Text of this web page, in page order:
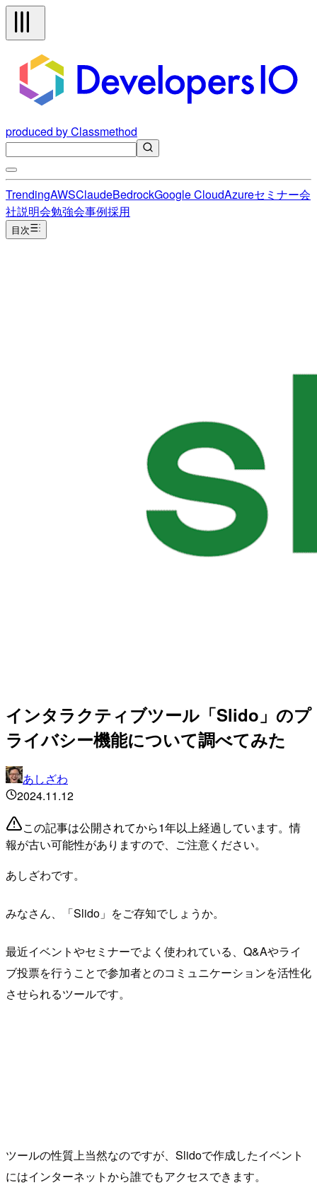
produced by Classmethod
TrendingAWSClaudeBedrockGoogle CloudAzureセミナー会
社説明会勉強会事例採用
目次
インタラクティブツール「Slido」のプ
ライバシー機能について調べてみた
あしざわ
2024.11.12
この記事は公開されてから1年以上経過しています。情
報が古い可能性がありますので、ご注意ください。
あしざわです。
みなさん、「Slido」をご存知でしょうか。
最近イベントやセミナーでよく使われている、Q&Aやライ
ブ投票を行うことで参加者とのコミュニケーションを活性化
させられるツールです。
ツールの性質上当然なのですが、Slidoで作成したイベント
にはインターネットから誰でもアクセスできます。